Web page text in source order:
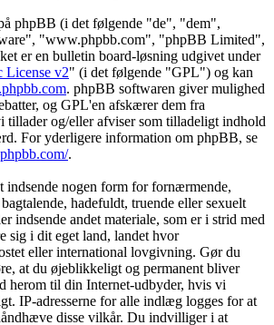
phpBB (i det følgende "de", "dem",
"www.phpbb.com", "phpBB Limited",
er en bulletin board-løsning udgivet under
License v2" (i det følgende "GPL") og kan
. phpBB softwaren giver mulighed
og GPL'en afskærer dem fra
tillader og/eller afviser som tilladeligt indhold
For yderligere information om phpBB, se
.
nogen form for fornærmende,
hadefuldt, truende eller sexuelt
indsende andet materiale, som er i strid med
sig i dit eget land, landet hvor
eller international lovgivning. Gør du
at du øjeblikkeligt og permanent bliver
herom til din Internet-udbyder, hvis vi
IP-adresserne for alle indlæg logges for at
disse vilkår. Du indvilliger i at